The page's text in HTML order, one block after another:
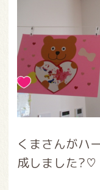
くまさんがハ
成しました?♡